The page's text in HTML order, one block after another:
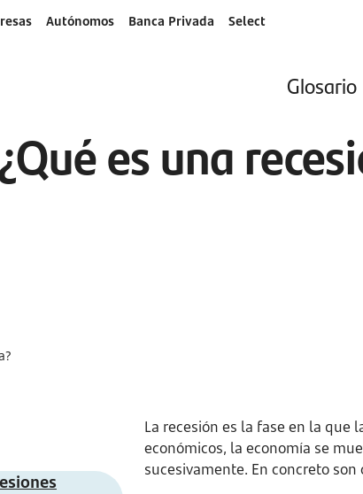
Autónomos Banca Privada Select
Glosario
es una
La recesión es la fase en la que
económicos, la economía se
sucesivamente. En concreto